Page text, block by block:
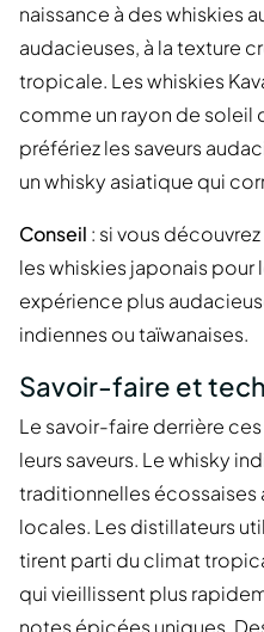
naissance à des whiskies
audacieuses, à la texture
tropicale. Les whiskies
comme un rayon de soleil
préfériez les saveurs
un whisky asiatique qui
Conseil : si vous
les whiskies japonais pour
expérience plus
indiennes ou taïwanaises.
Savoir-faire et
Le savoir-faire derrière
leurs saveurs. Le whisky
traditionnelles écossaises
locales. Les distillateurs
tirent parti du climat
qui vieillissent plus
notes épicées uniques.